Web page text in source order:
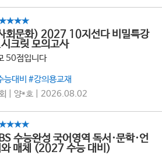
회문화) 2027 10지선다 비밀특강
크릿 모의고사
50점입니다
능대비 #강의용교재
| 양*호 | 2026.08.02
수능완성 국어영역 독서·문학·언
와 매체 (2027 수능 대비)